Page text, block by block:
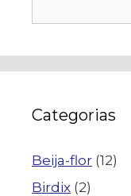
Categorias
Beija-flor (12)
Birdix (2)